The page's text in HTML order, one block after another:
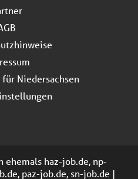
Niedersachsen
ehemals haz-job.de, np-
paz-job.de, sn-job.de |